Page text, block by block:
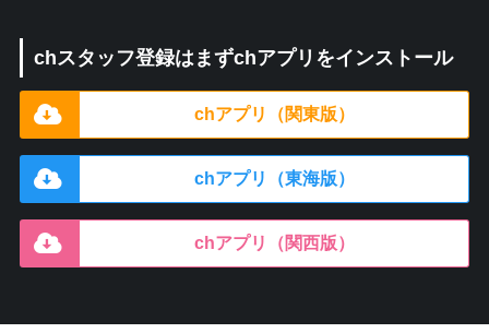
chスタッフ登録はまずchアプリをインストール
chアプリ（関東版）
chアプリ（東海版）
chアプリ（関西版）